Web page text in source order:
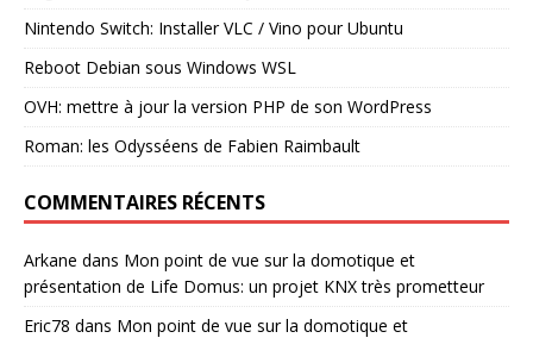
Nintendo Switch: Installer VLC / Vino pour Ubuntu
Reboot Debian sous Windows WSL
OVH: mettre à jour la version PHP de son WordPress
Roman: les Odysséens de Fabien Raimbault
COMMENTAIRES RÉCENTS
Arkane dans Mon point de vue sur la domotique et
présentation de Life Domus: un projet KNX très prometteur
Eric78 dans Mon point de vue sur la domotique et